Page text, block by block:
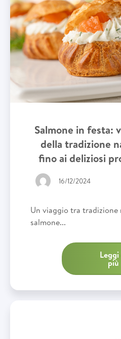
Salmone in festa:
della tradizione
fino ai deliziosi
16/12/2024
Un viaggio tra tradizione
salmone...
più